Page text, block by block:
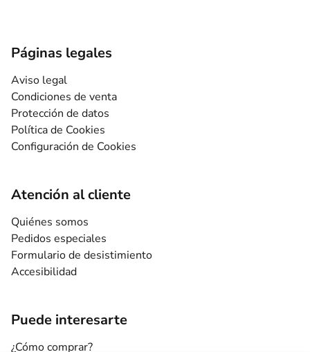
Páginas legales
Aviso legal
Condiciones de venta
Protección de datos
Política de Cookies
Configuración de Cookies
Atención al cliente
Quiénes somos
Pedidos especiales
Formulario de desistimiento
Accesibilidad
Puede interesarte
¿Cómo comprar?